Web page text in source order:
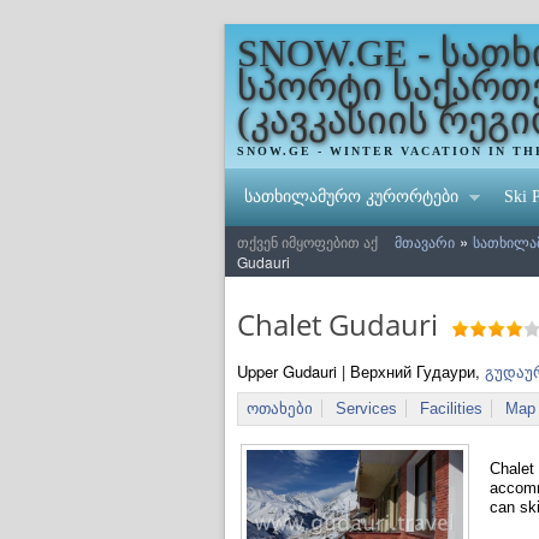
SNOW.GE -
სპორტი
(კავკასიის
SNOW.GE - WINTER VACATION IN
სათხილამურო კურორტები Ski
თქვენ იმყოფებით აქ მთავარი »
Gudauri
Chalet Gudauri
Upper Gudauri | Верхний Гудаури,
ოთახები Services Facilities Map
Chalet
can